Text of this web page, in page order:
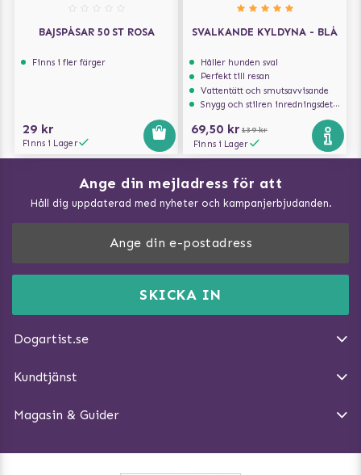
BAJSPÅSAR 50 ST ROSA
Finns i fler färger
29 kr
Finns i Lager
SVALKANDE KYLDYNA - BLÅ
Håller hunden sval
Perfekt till resan
Vattentätt och smutsavvisande
Snygg och stilren inredningsdetalj
69,50 kr 139 kr
Finns i Lager
Ange din mejladress för att
Håll dig uppdaterad med nyheter och kampanjerbjudanden.
SKICKA IN
Dogartist.se
DogArtist.se drivs av:
E-post:info@dogartist.se
Kundtjänst
Ångra Köp
Magasin & Guider
Vad kan hundar äta?
Träna Nose Work hemma
Så gör du promenaden roligare
Hundbäddar